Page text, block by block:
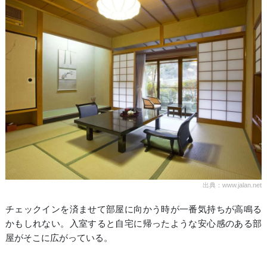
出典：www.jalan.net
チェックインを済ませて部屋に向かう時が一番気持ちが高鳴る
かもしれない。入室すると自宅に帰ったような安心感のある部
屋がそこに広がっている。